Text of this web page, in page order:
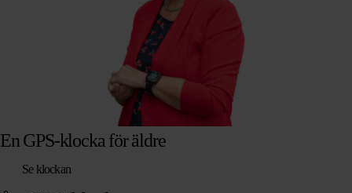
En GPS-klocka för äldre
Se klockan